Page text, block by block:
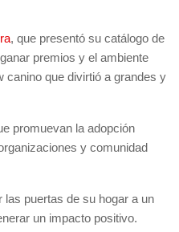
, que presentó su catálogo de
premios y el ambiente
canino que divirtió a grandes y
promuevan la adopción
y comunidad
puertas de su hogar a un
un impacto positivo.